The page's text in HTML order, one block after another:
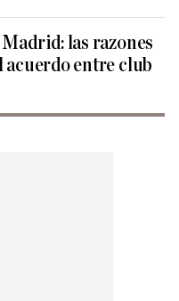
las razones
acuerdo entre club